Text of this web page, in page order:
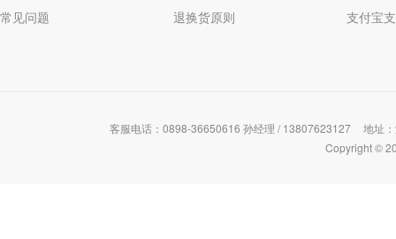
常见问题
退换货原则
支付宝
客服电话：0898-36650616 孙经理 / 13807623127
地址
Copyright ©